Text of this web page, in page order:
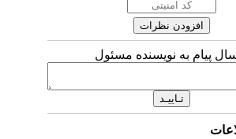
پیام به نویسنده مسئول